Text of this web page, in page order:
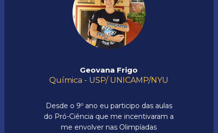
Geovana Frigo
Química - USP/ UNICAMP/NYU
Desde o 9º ano eu participo das aulas
do Pró-Ciência que me incentivaram a
me envolver nas Olimpíadas